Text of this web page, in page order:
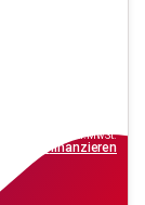
inkl.MwSt.
finanzieren